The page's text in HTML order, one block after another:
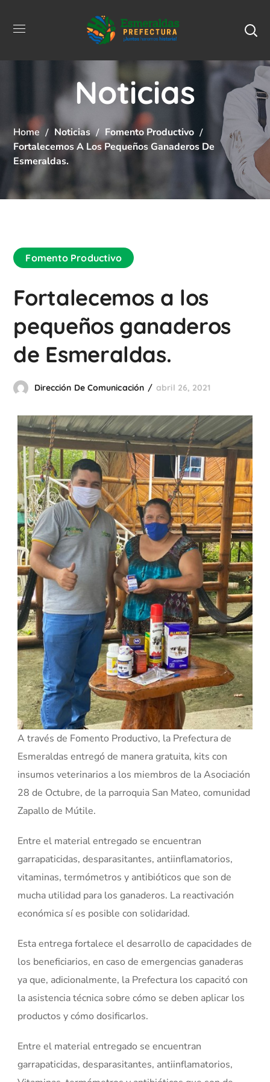
Noticias
Home Noticias
Fomento Productivo
Fortalecemos A Los Pequeños Ganaderos De
Esmeraldas.
Fomento Productivo
Fortalecemos a los
pequeños ganaderos
de Esmeraldas.
Dirección De Comunicación abril 26, 2021
A través de Fomento Productivo, la Prefectura de
Esmeraldas entregó de manera gratuita, kits con
insumos veterinarios a los miembros de la Asociación
28 de Octubre, de la parroquia San Mateo, comunidad
Zapallo de Mútile.
Entre el material entregado se encuentran
garrapaticidas, desparasitantes, antiinflamatorios,
vitaminas, termómetros y antibióticos que son de
mucha utilidad para los ganaderos. La reactivación
económica sí es posible con solidaridad.
Esta entrega fortalece el desarrollo de capacidades de
los beneficiarios, en caso de emergencias ganaderas
ya que, adicionalmente, la Prefectura los capacitó con
la asistencia técnica sobre cómo se deben aplicar los
productos y cómo dosificarlos.
Entre el material entregado se encuentran
garrapaticidas, desparasitantes, antiinflamatorios,